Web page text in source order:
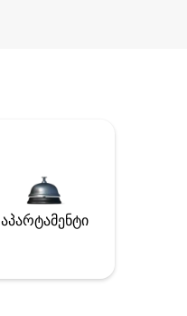
აპარტამენტი